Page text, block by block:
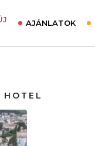
AJÁNLATOK
HOTEL